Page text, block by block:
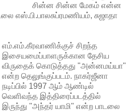
சின்ன சின்ன மேகம் என்ன
எஸ்.பி.பாலசுப்ரமணியம், சுஜாதா
எம்.எம்.கீரவாணிக்குச் சிறந்த
இசையமைப்பாளருக்கான தேசிய
விருதைக் கொடுத்தது "அன்னமய்யா"
என்ற தெலுங்குப்படம். நாகர்ஜீனா
நடிப்பில் 1997 ஆம் ஆண்டில்
வெளிவந்த இத்திரைப்படத்தில்
இருந்து "அந்தர் யாமி" என்ற பாடலை